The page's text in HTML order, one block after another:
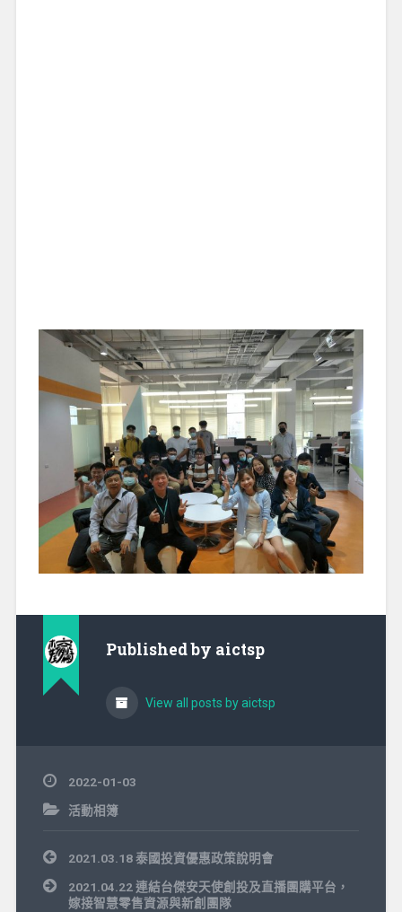
Published by aictsp
View all posts by aictsp
2022-01-03
活動相簿
文
導
2021.03.18 泰國投資優惠政策說明會
2021.04.22 連結台傑安天使創投及直播團購平台，
嫁接智慧零售資源與新創團隊